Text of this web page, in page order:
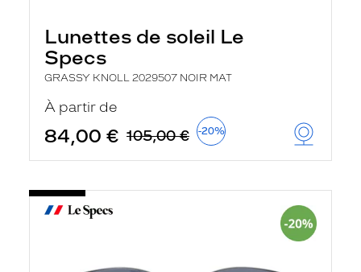
Lunettes de soleil Le
Specs
GRASSY KNOLL 2029507 NOIR MAT
À partir de
84,00 € 105,00 € -20%